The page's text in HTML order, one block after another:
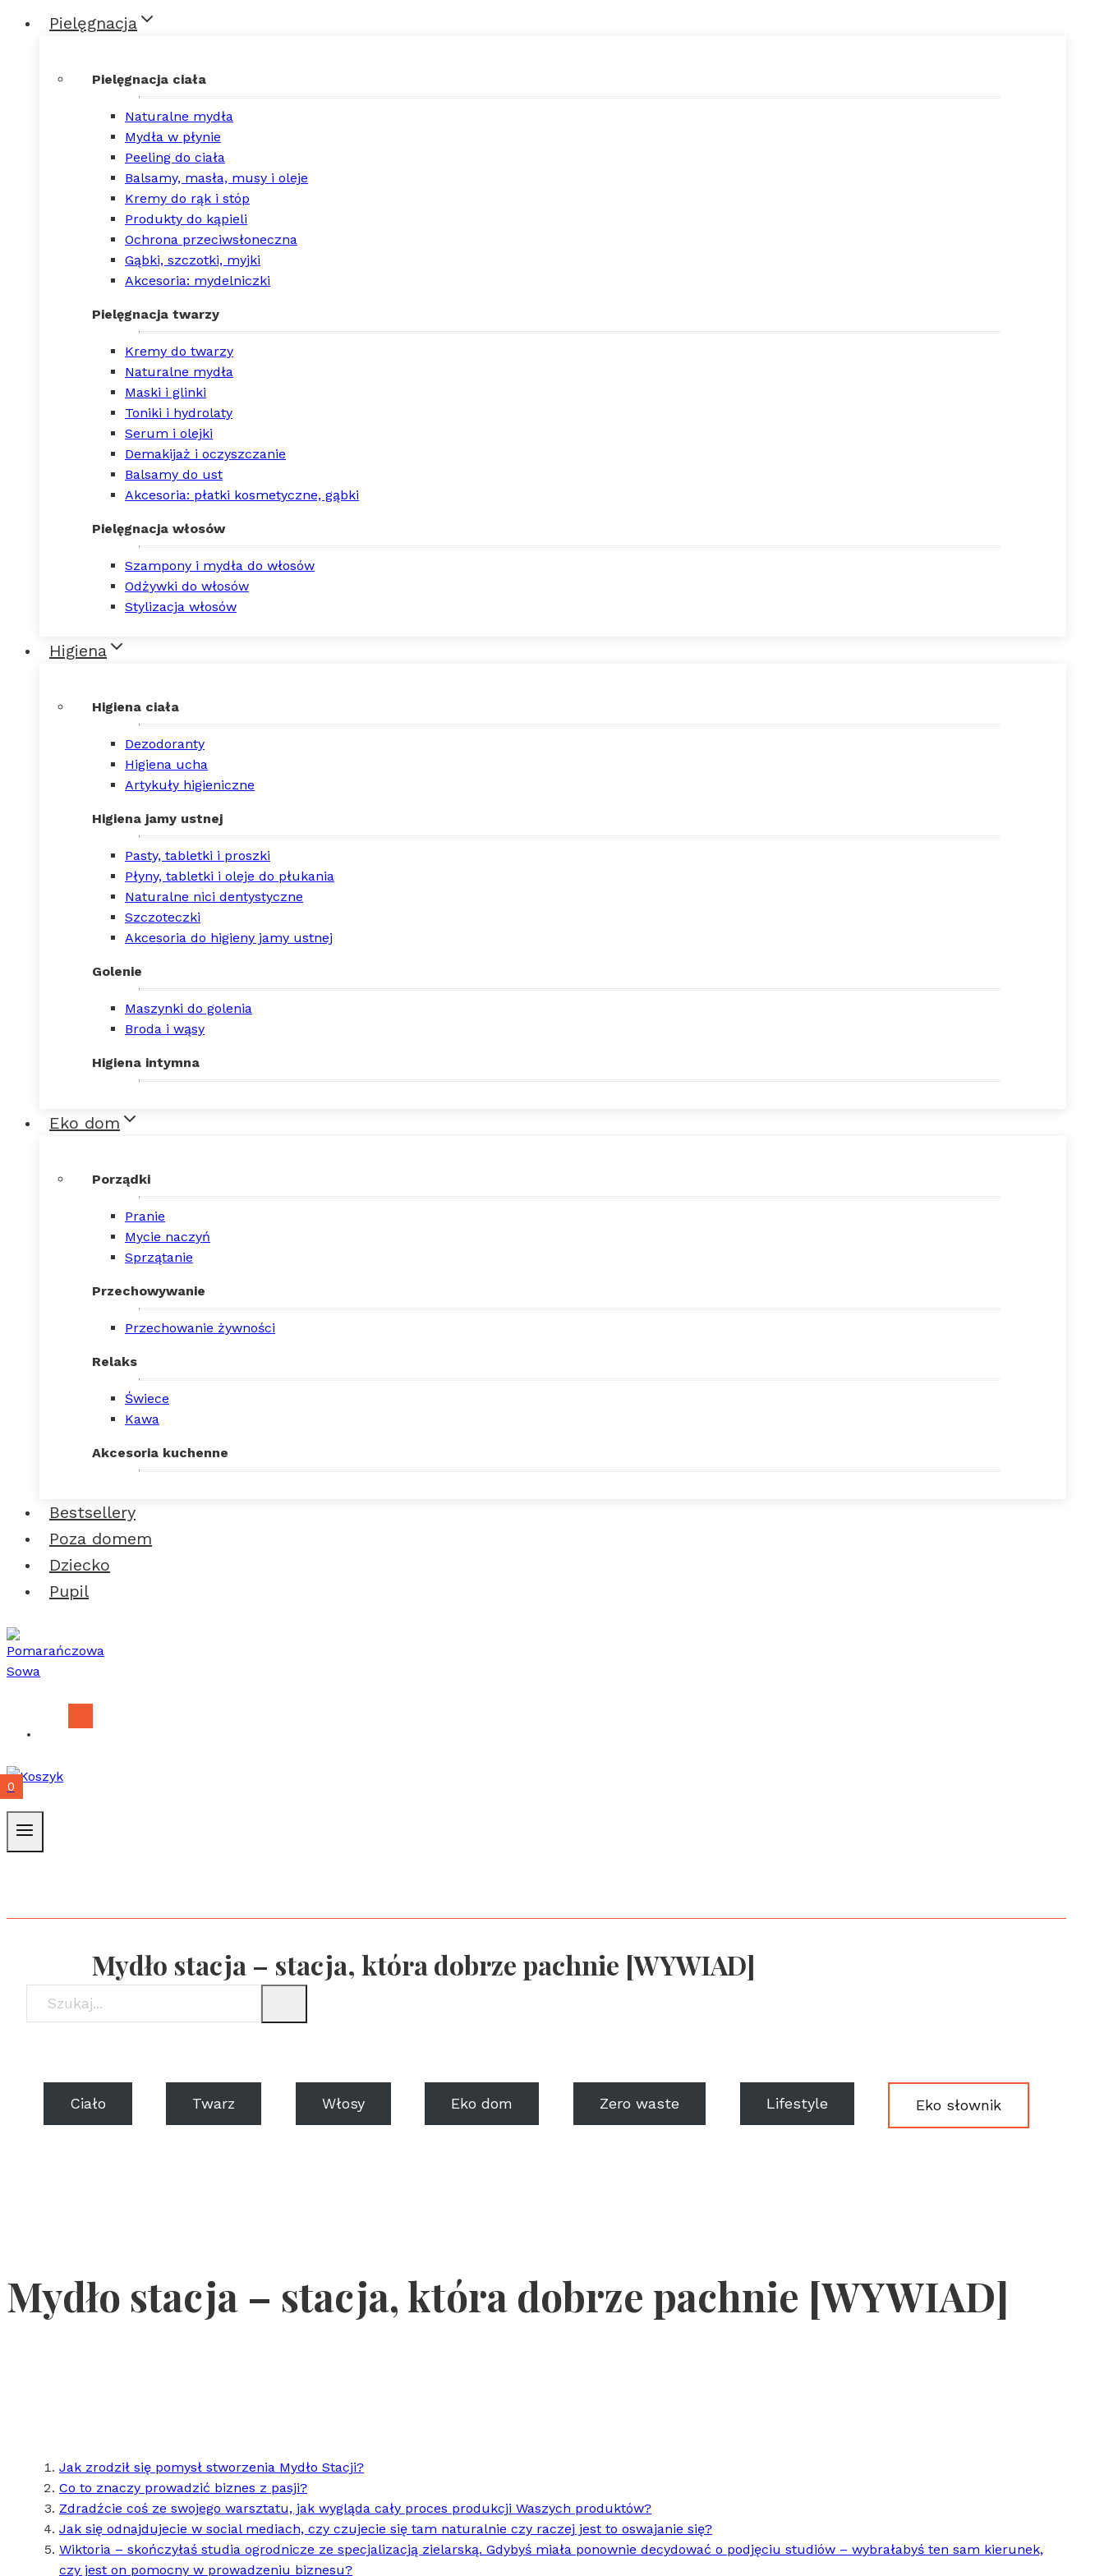
Pielęgnacja
Pielęgnacja ciała
Naturalne mydła
Mydła w płynie
Peeling do ciała
Balsamy, masła, musy i oleje
Kremy do rąk i stóp
Produkty do kąpieli
Ochrona przeciwsłoneczna
Gąbki, szczotki, myjki
Akcesoria: mydelniczki
Pielęgnacja twarzy
Kremy do twarzy
Naturalne mydła
Maski i glinki
Toniki i hydrolaty
Serum i olejki
Demakijaż i oczyszczanie
Balsamy do ust
Akcesoria: płatki kosmetyczne, gąbki
Pielęgnacja włosów
Szampony i mydła do włosów
Odżywki do włosów
Stylizacja włosów
Higiena
Higiena ciała
Dezodoranty
Higiena ucha
Artykuły higieniczne
Higiena jamy ustnej
Pasty, tabletki i proszki
Płyny, tabletki i oleje do płukania
Naturalne nici dentystyczne
Szczoteczki
Akcesoria do higieny jamy ustnej
Golenie
Maszynki do golenia
Broda i wąsy
Higiena intymna
Eko dom
Porządki
Pranie
Mycie naczyń
Sprzątanie
Przechowywanie
Przechowanie żywności
Relaks
Świece
Kawa
Akcesoria kuchenne
Bestsellery
Poza domem
Dziecko
Pupil
0
Mydło stacja – stacja, która dobrze pachnie [WYWIAD]
Ciało Twarz Włosy Eko dom Zero waste Lifestyle Eko słownik
Mydło stacja – stacja, która dobrze pachnie [WYWIAD]
Jak zrodził się pomysł stworzenia Mydło Stacji?
Co to znaczy prowadzić biznes z pasji?
Zdradźcie coś ze swojego warsztatu, jak wygląda cały proces produkcji Waszych produktów?
Jak się odnajdujecie w social mediach, czy czujecie się tam naturalnie czy raczej jest to oswajanie się?
Wiktoria – skończyłaś studia ogrodnicze ze specjalizacją zielarską. Gdybyś miała ponownie decydować o podjęciu studiów – wybrałabyś ten sam kierunek,
czy jest on pomocny w prowadzeniu biznesu?